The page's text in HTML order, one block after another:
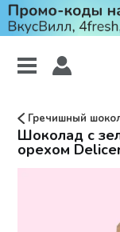
Гречишный
Шоколад с
орехом